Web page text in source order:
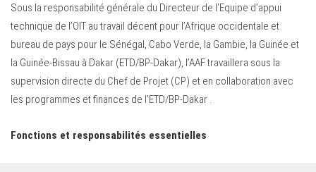
Sous la responsabilité générale du Directeur de l’Equipe d’appui
technique de l’OIT au travail décent pour l’Afrique occidentale et
bureau de pays pour le Sénégal, Cabo Verde, la Gambie, la Guinée et
la Guinée-Bissau à Dakar (ETD/BP-Dakar), l’AAF travaillera sous la
supervision directe du Chef de Projet (CP) et en collaboration avec
les programmes et finances de l’ETD/BP-Dakar .
Fonctions et responsabilités essentielles